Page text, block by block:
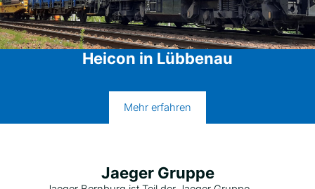
Heicon in Lübbenau
Mehr erfahren
Jaeger Gruppe